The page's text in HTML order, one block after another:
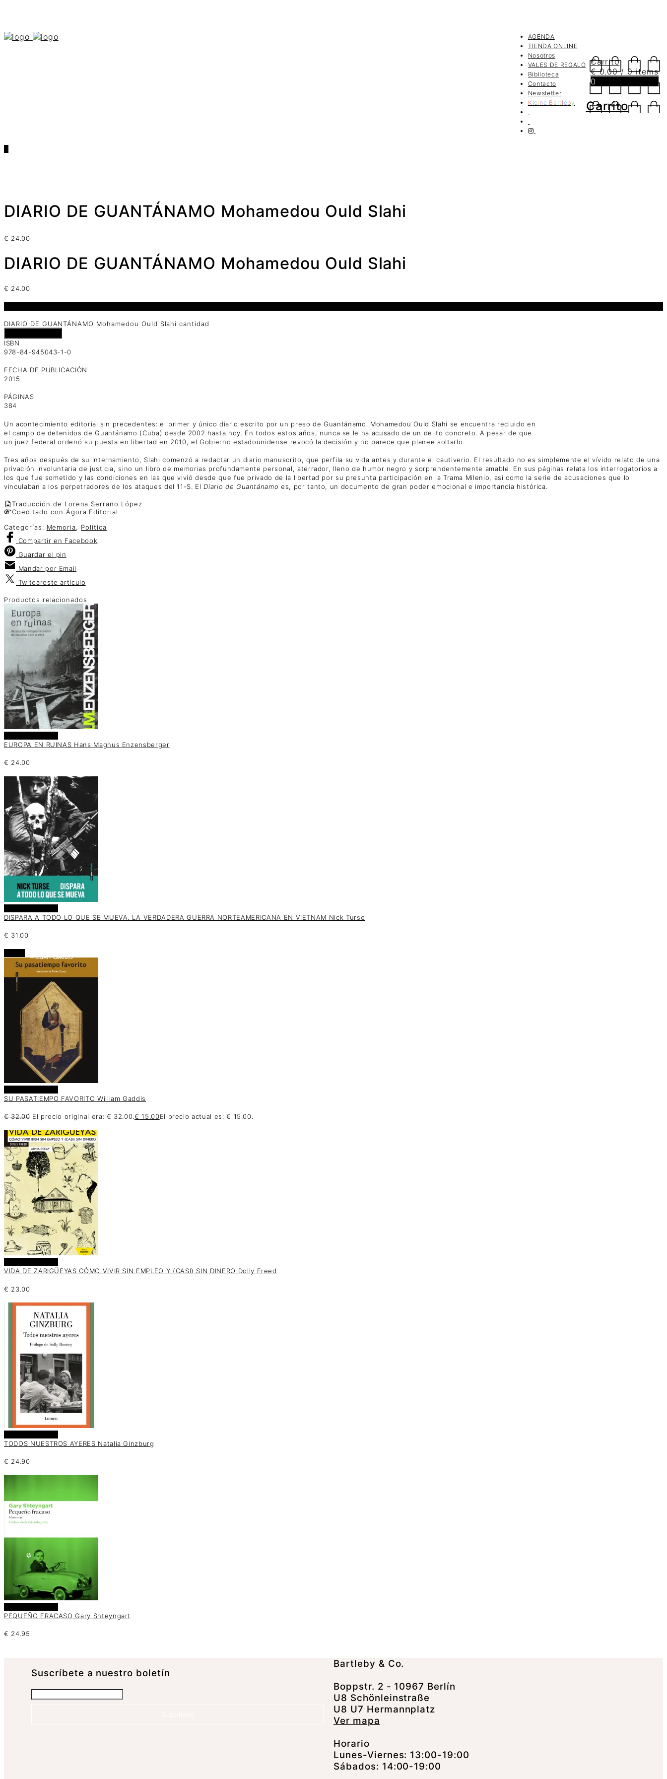
AGENDA
TIENDA ONLINE
Nosotros
VALES DE REGALO
Biblioteca
Contacto
Newsletter
K leine Ba rtleby
Carrito
€0.00 / 0 items
0
Carrito
DIARIO DE GUANTÁNAMO Mohamedou Ould Slahi
€ 24.00
DIARIO DE GUANTÁNAMO Mohamedou Ould Slahi
€ 24.00
DIARIO DE GUANTÁNAMO Mohamedou Ould Slahi cantidad
ISBN
978-84-945043-1-0
FECHA DE PUBLICACIÓN
2015
PÁGINAS
384
Un acontecimiento editorial sin precedentes: el primer y único diario escrito por un preso de Guantánamo. Mohamedou Ould Slahi se encuentra recluido en
el campo de detenidos de Guantánamo (Cuba) desde 2002 hasta hoy. En todos estos años, nunca se le ha acusado de un delito concreto. A pesar de que
un juez federal ordenó su puesta en libertad en 2010, el Gobierno estadounidense revocó la decisión y no parece que planee soltarlo.
Tres años después de su internamiento, Slahi comenzó a redactar un diario manuscrito, que perfila su vida antes y durante el cautiverio. El resultado no es simplemente el vívido relato de una
privación involuntaria de justicia, sino un libro de memorias profundamente personal, aterrador, lleno de humor negro y sorprendentemente amable. En sus páginas relata los interrogatorios a
los que fue sometido y las condiciones en las que vivió desde que fue privado de la libertad por su presunta participación en la Trama Milenio, así como la serie de acusaciones que lo
vinculaban a los perpetradores de los ataques del 11-S. ElDiario de Guantánamo es, por tanto, un documento de gran poder emocional e importancia histórica.
Traducción de Lorena Serrano López
Coeditado con Ágora Editorial
Categorías: Memoria, Política
Compartir en Facebook
Guardar el pin
Mandar por Email
Twiteareste artículo
Productos relacionados
EUROPA EN RUINAS Hans Magnus Enzensberger
€ 24.00
DISPARA A TODO LO QUE SE MUEVA. LA VERDADERA GUERRA NORTEAMERICANA EN VIETNAM Nick Turse
€ 31.00
SU PASATIEMPO FAVORITO William Gaddis
€32.00 El precio original era: € 32.00.€ 15.00El precio actual es: € 15.00.
VIDA DE ZARIGÜEYAS CÓMO VIVIR SIN EMPLEO Y (CASI) SIN DINERO Dolly Freed
€ 23.00
TODOS NUESTROS AYERES Natalia Ginzburg
€ 24.90
PEQUEÑO FRACASO Gary Shteyngart
€ 24.95
Suscrí­bete a nuestro boletín
Bartleby & Co.
Boppstr. 2 - 10967 Berlín
U8 Schönleinstraße
U8 U7 Hermannplatz
Ver mapa
Horario
Lunes-Viernes: 13:00-19:00
Sábados: 14:00-19:00